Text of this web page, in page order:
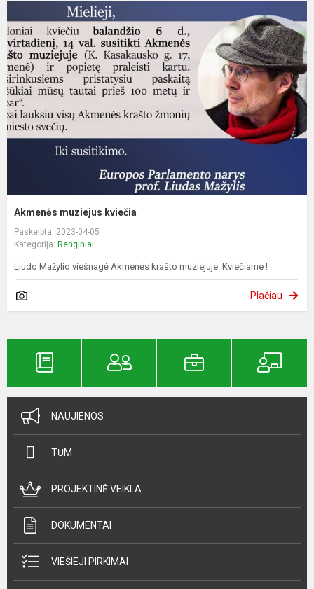
Akmenės muziejus kviečia
Paskelbta: 2023-04-05
Kategorija: Renginiai
Liudo Mažylio viešnagė Akmenės krašto muziejuje. Kviečiame !
Plačiau
NAUJIENOS
TŪM
PROJEKTINĖ VEIKLA
DOKUMENTAI
VIEŠIEJI PIRKIMAI